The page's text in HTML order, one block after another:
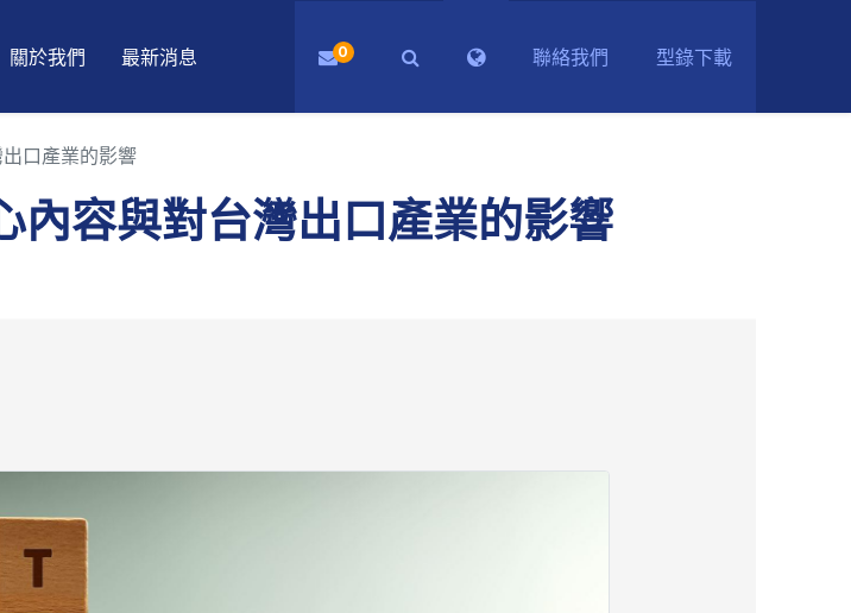
關於我們 最新消息 0 聯絡我們 型錄下載
口產業的影響
內容與對台灣出口產業的影響